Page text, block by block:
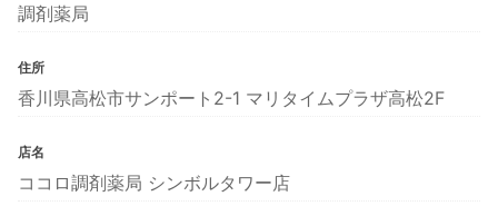
調剤薬局
住所
香川県高松市サンポート2-1 マリタイムプラザ高松2F
店名
ココロ調剤薬局 シンボルタワー店